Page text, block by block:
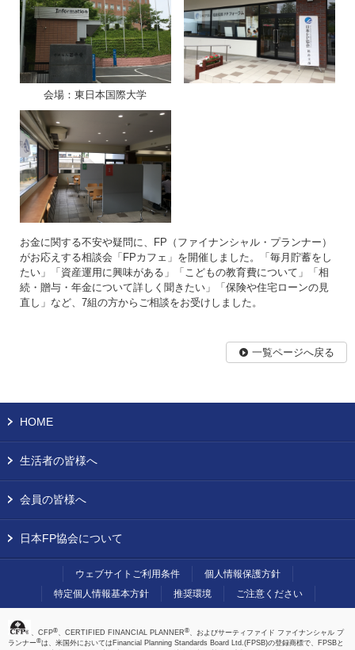
会場：東日本国際大学
お金に関する不安や疑問に、FP（ファイナンシャル・プランナー）
がお応えする相談会「FPカフェ」を開催しました。「毎月貯蓄をし
たい」「資産運用に興味がある」「こどもの教育費について」「相
続・贈与・年金について詳しく聞きたい」「保険や住宅ローンの見
直し」など、7組の方からご相談をお受けしました。
一覧ページへ戻る
HOME
生活者の皆様へ
会員の皆様へ
日本FP協会について
ウェブサイトご利用条件
個人情報保護方針
特定個人情報基本方針
推奨環境 ご注意ください
、CFP®、CERTIFIED FINANCIAL PLANNER®、およびサーティファイド ファイナンシャル プ
ランナー®は、米国外においてはFinancial Planning Standards Board Ltd.(FPSB)の登録商標で、FPSBと